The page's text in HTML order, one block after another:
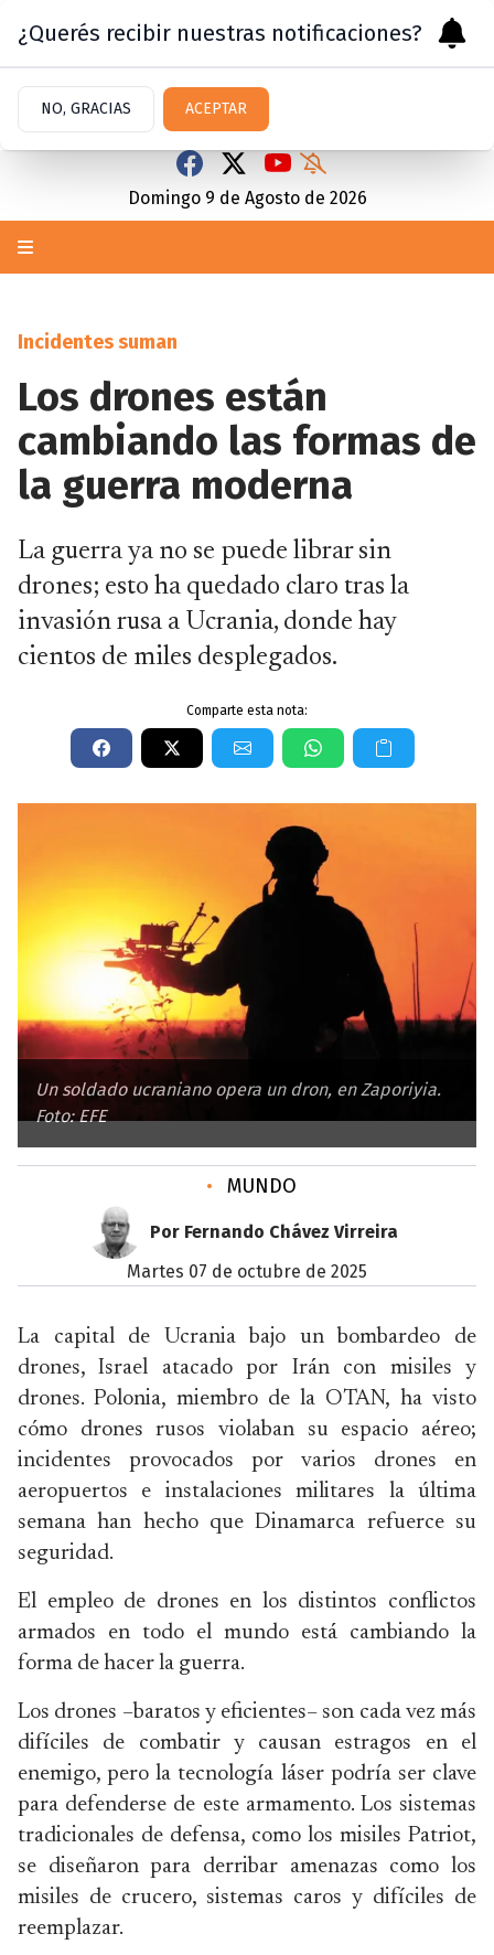
Domingo 9 de Agosto de 2026
Incidentes suman
Los drones están
cambiando las formas de
la guerra moderna
La guerra ya no se puede librar sin
drones; esto ha quedado claro tras la
invasión rusa a Ucrania, donde hay
cientos de miles desplegados.
Comparte esta nota:
Un soldado ucraniano opera un dron, en Zaporiyia.
Foto: EFE
• MUNDO
Por Fernando Chávez Virreira
martes 07 de octubre de 2025
La capital de Ucrania bajo un bombardeo de
drones, Israel atacado por Irán con misiles y
drones. Polonia, miembro de la OTAN, ha visto
cómo drones rusos violaban su espacio aéreo;
incidentes provocados por varios drones en
aeropuertos e instalaciones militares la última
semana han hecho que Dinamarca refuerce su
seguridad.
El empleo de drones en los distintos conflictos
armados en todo el mundo está cambiando la
forma de hacer la guerra.
Los drones –baratos y eficientes– son cada vez más
difíciles de combatir y causan estragos en el
enemigo, pero la tecnología láser podría ser clave
para defenderse de este armamento. Los sistemas
tradicionales de defensa, como los misiles Patriot,
se diseñaron para derribar amenazas como los
misiles de crucero, sistemas caros y difíciles de
reemplazar.
¿Querés recibir nuestras notificaciones?
NO, GRACIAS ACEPTAR